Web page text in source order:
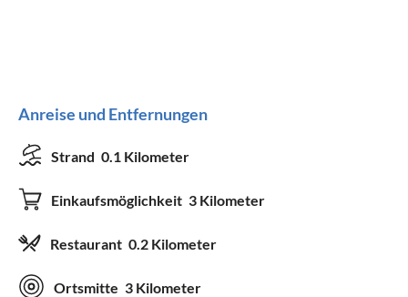
Anreise und Entfernungen
Strand 0.1 Kilometer
Einkaufsmöglichkeit 3 Kilometer
Restaurant 0.2 Kilometer
Ortsmitte 3 Kilometer